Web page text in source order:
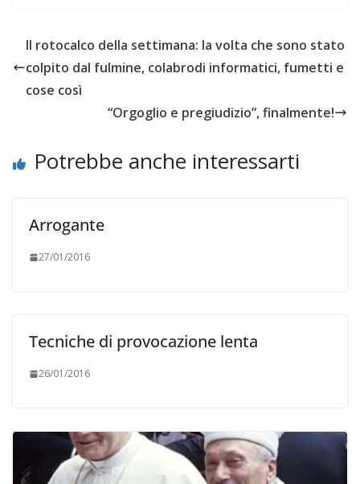
Il rotocalco della settimana: la volta che sono stato
colpito dal fulmine, colabrodi informatici, fumetti e
cose così
“Orgoglio e pregiudizio”, finalmente!
Potrebbe anche interessarti
Arrogante
27/01/2016
Tecniche di provocazione lenta
26/01/2016